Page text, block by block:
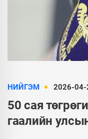
НИЙГЭМ 2026-04-
50 сая
гаалийн